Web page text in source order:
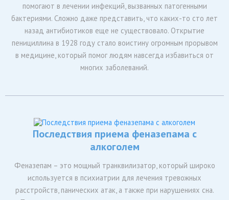
помогают в лечении инфекций, вызванных патогенными
бактериями. Сложно даже представить, что каких-то сто лет
назад антибиотиков еще не существовало. Открытие
пенициллина в 1928 году стало воистину огромным прорывом
в медицине, который помог людям навсегда избавиться от
многих заболеваний.
Последствия приема феназепама с
алкоголем
Феназепам – это мощный транквилизатор, который широко
используется в психиатрии для лечения тревожных
расстройств, панических атак, а также при нарушениях сна.